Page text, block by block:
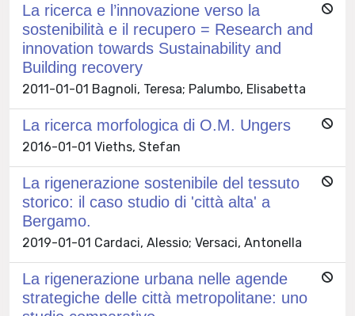
La ricerca e l’innovazione verso la
sostenibilità e il recupero = Research and
innovation towards Sustainability and
Building recovery
2011-01-01 Bagnoli, Teresa; Palumbo, Elisabetta
La ricerca morfologica di O.M. Ungers
2016-01-01 Vieths, Stefan
La rigenerazione sostenibile del tessuto
storico: il caso studio di 'città alta' a
Bergamo.
2019-01-01 Cardaci, Alessio; Versaci, Antonella
La rigenerazione urbana nelle agende
strategiche delle città metropolitane: uno